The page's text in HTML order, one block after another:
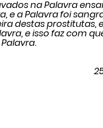
na Palavra
e a Palavra foi
destas prostitutas,
e isso faz com